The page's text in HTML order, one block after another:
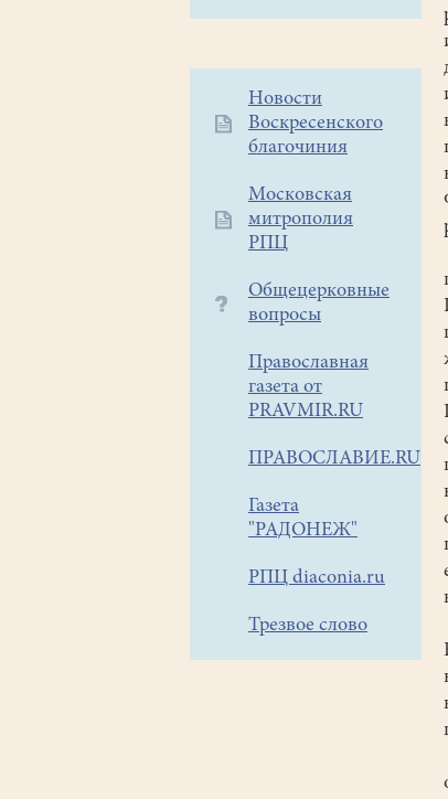
Дополнительное
меню
Новости
Воскресенского
благочиния
Московская
митрополия
РПЦ
Общецерковные
вопросы
Православная
газета от
PRAVMIR.RU
ПРАВОСЛАВИЕ.RU
Газета
"РАДОНЕЖ"
РПЦ diaconia.ru
Трезвое слово